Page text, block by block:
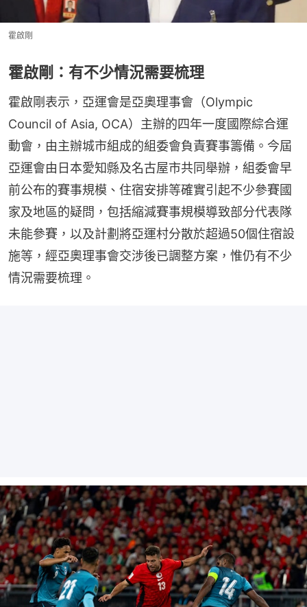
霍啟剛
霍啟剛：有不少情況需要梳理
霍啟剛表示，亞運會是亞奧理事會（Olympic
Council of Asia, OCA）主辦的四年一度國際綜合運
動會，由主辦城市組成的組委會負責賽事籌備。今屆
亞運會由日本愛知縣及名古屋市共同舉辦，組委會早
前公布的賽事規模、住宿安排等確實引起不少參賽國
家及地區的疑問，包括縮減賽事規模導致部分代表隊
未能參賽，以及計劃將亞運村分散於超過50個住宿設
施等，經亞奧理事會交涉後已調整方案，惟仍有不少
情況需要梳理。